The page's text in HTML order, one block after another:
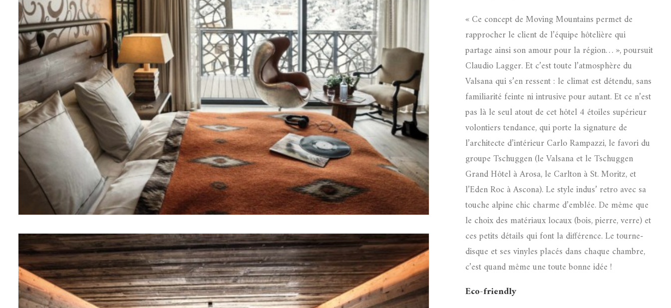
« Ce concept de Moving Mountains permet de
rapprocher le client de l’équipe hôtelière qui
partage ainsi son amour pour la région… », poursuit
Claudio Lagger. Et c’est toute l’atmosphère du
Valsana qui s’en ressent : le climat est détendu, sans
familiarité feinte ni intrusive pour autant. Et ce n’est
pas là le seul atout de cet hôtel 4 étoiles supérieur
volontiers tendance, qui porte la signature de
l’architecte d’intérieur Carlo Rampazzi, le favori du
groupe Tschuggen (le Valsana et le Tschuggen
Grand Hôtel à Arosa, le Carlton à St. Moritz, et
l’Eden Roc à Ascona). Le style indus’ retro avec sa
touche alpine chic charme d’emblée. De même que
le choix des matériaux locaux (bois, pierre, verre) et
ces petits détails qui font la différence. Le tourne-
disque et ses vinyles placés dans chaque chambre,
c’est quand même une toute bonne idée !
Eco-friendly